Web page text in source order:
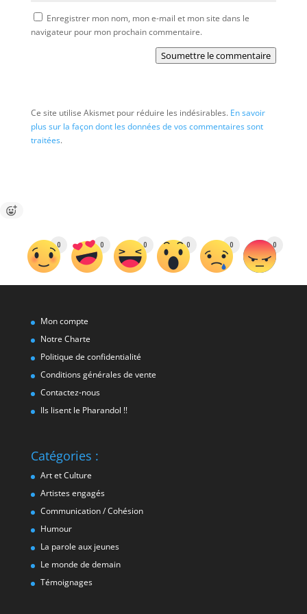
Enregistrer mon nom, mon e-mail et mon site dans le
navigateur pour mon prochain commentaire.
Soumettre le commentaire
Ce site utilise Akismet pour réduire les indésirables. En savoir
plus sur la façon dont les données de vos commentaires sont
traitées.
0 0 0 0 0 0
Mon compte
Notre Charte
Politique de confidentialité
Conditions générales de vente
Contactez-nous
Ils lisent le Pharandol !!
Catégories :
Art et Culture
Artistes engagés
Communication / Cohésion
Humour
La parole aux jeunes
Le monde de demain
Témoignages